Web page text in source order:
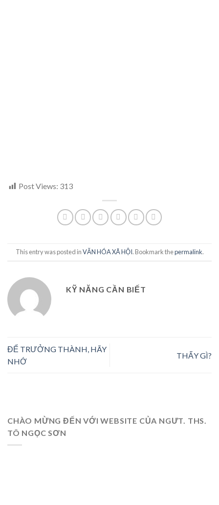
Post Views: 313
This entry was posted inVĂN HÓA XÃ HỘI. Bookmark thepermalink.
KỸ NĂNG CẦN BIẾT
ĐỂ TRƯỞNG THÀNH, HÃY
NHỚ
THẤY GÌ?
CHÀO MỪNG ĐẾN VỚI WEBSITE CỦA NGƯT. THS.
TÔ NGỌC SƠN